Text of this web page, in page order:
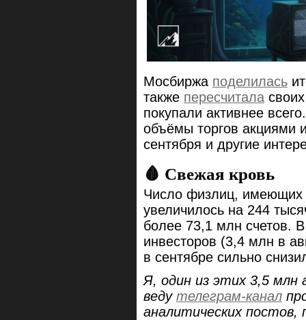
Мосбиржа поделилась
также пересчитала
покупали активнее
объёмы торгов акциями
сентября и другие
🩸 Свежая кровь
Число физлиц, имеющих
увеличилось на 244
более 73,1 млн счетов.
инвесторов (3,4 млн в
в сентябре сильно
Я, один из этих 3,5 млн
веду телеграм-канал
аналитических постов,